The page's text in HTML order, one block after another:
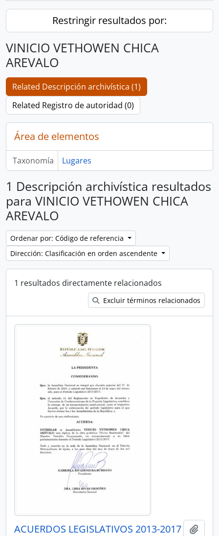
Restringir resultados por:
VINICIO VETHOWEN CHICA
AREVALO
Related Descripción archivística (1)
Related Registro de autoridad (0)
Área de elementos
Taxonomía Lugares
1 Descripción archivística resultados
para VINICIO VETHOWEN CHICA
AREVALO
Ordenar por: Código de referencia
Dirección: Clasificación en orden ascendente
1 resultados directamente relacionados
Excluir términos relacionados
ACUERDOS LEGISLATIVOS 2013-2017